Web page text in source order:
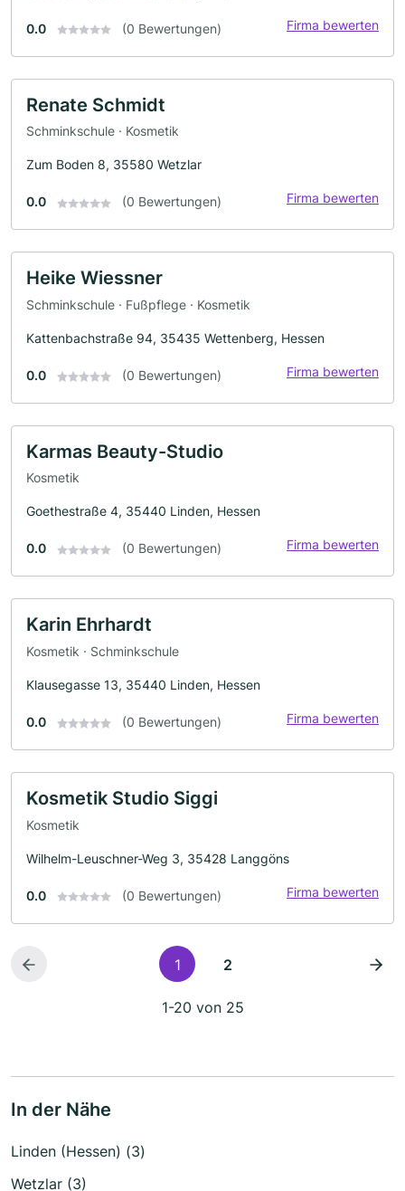
0.0 (0 Bewertungen) Firma bewerten
Renate Schmidt
Schminkschule · Kosmetik
Zum Boden 8, 35580 Wetzlar
0.0 (0 Bewertungen) Firma bewerten
Heike Wiessner
Schminkschule · Fußpflege · Kosmetik
Kattenbachstraße 94, 35435 Wettenberg, Hessen
0.0 (0 Bewertungen) Firma bewerten
Karmas Beauty-Studio
Kosmetik
Goethestraße 4, 35440 Linden, Hessen
0.0 (0 Bewertungen) Firma bewerten
Karin Ehrhardt
Kosmetik · Schminkschule
Klausegasse 13, 35440 Linden, Hessen
0.0 (0 Bewertungen) Firma bewerten
Kosmetik Studio Siggi
Kosmetik
Wilhelm-Leuschner-Weg 3, 35428 Langgöns
0.0 (0 Bewertungen) Firma bewerten
1 2
1-20 von 25
In der Nähe
Linden (Hessen) (3)
Wetzlar (3)